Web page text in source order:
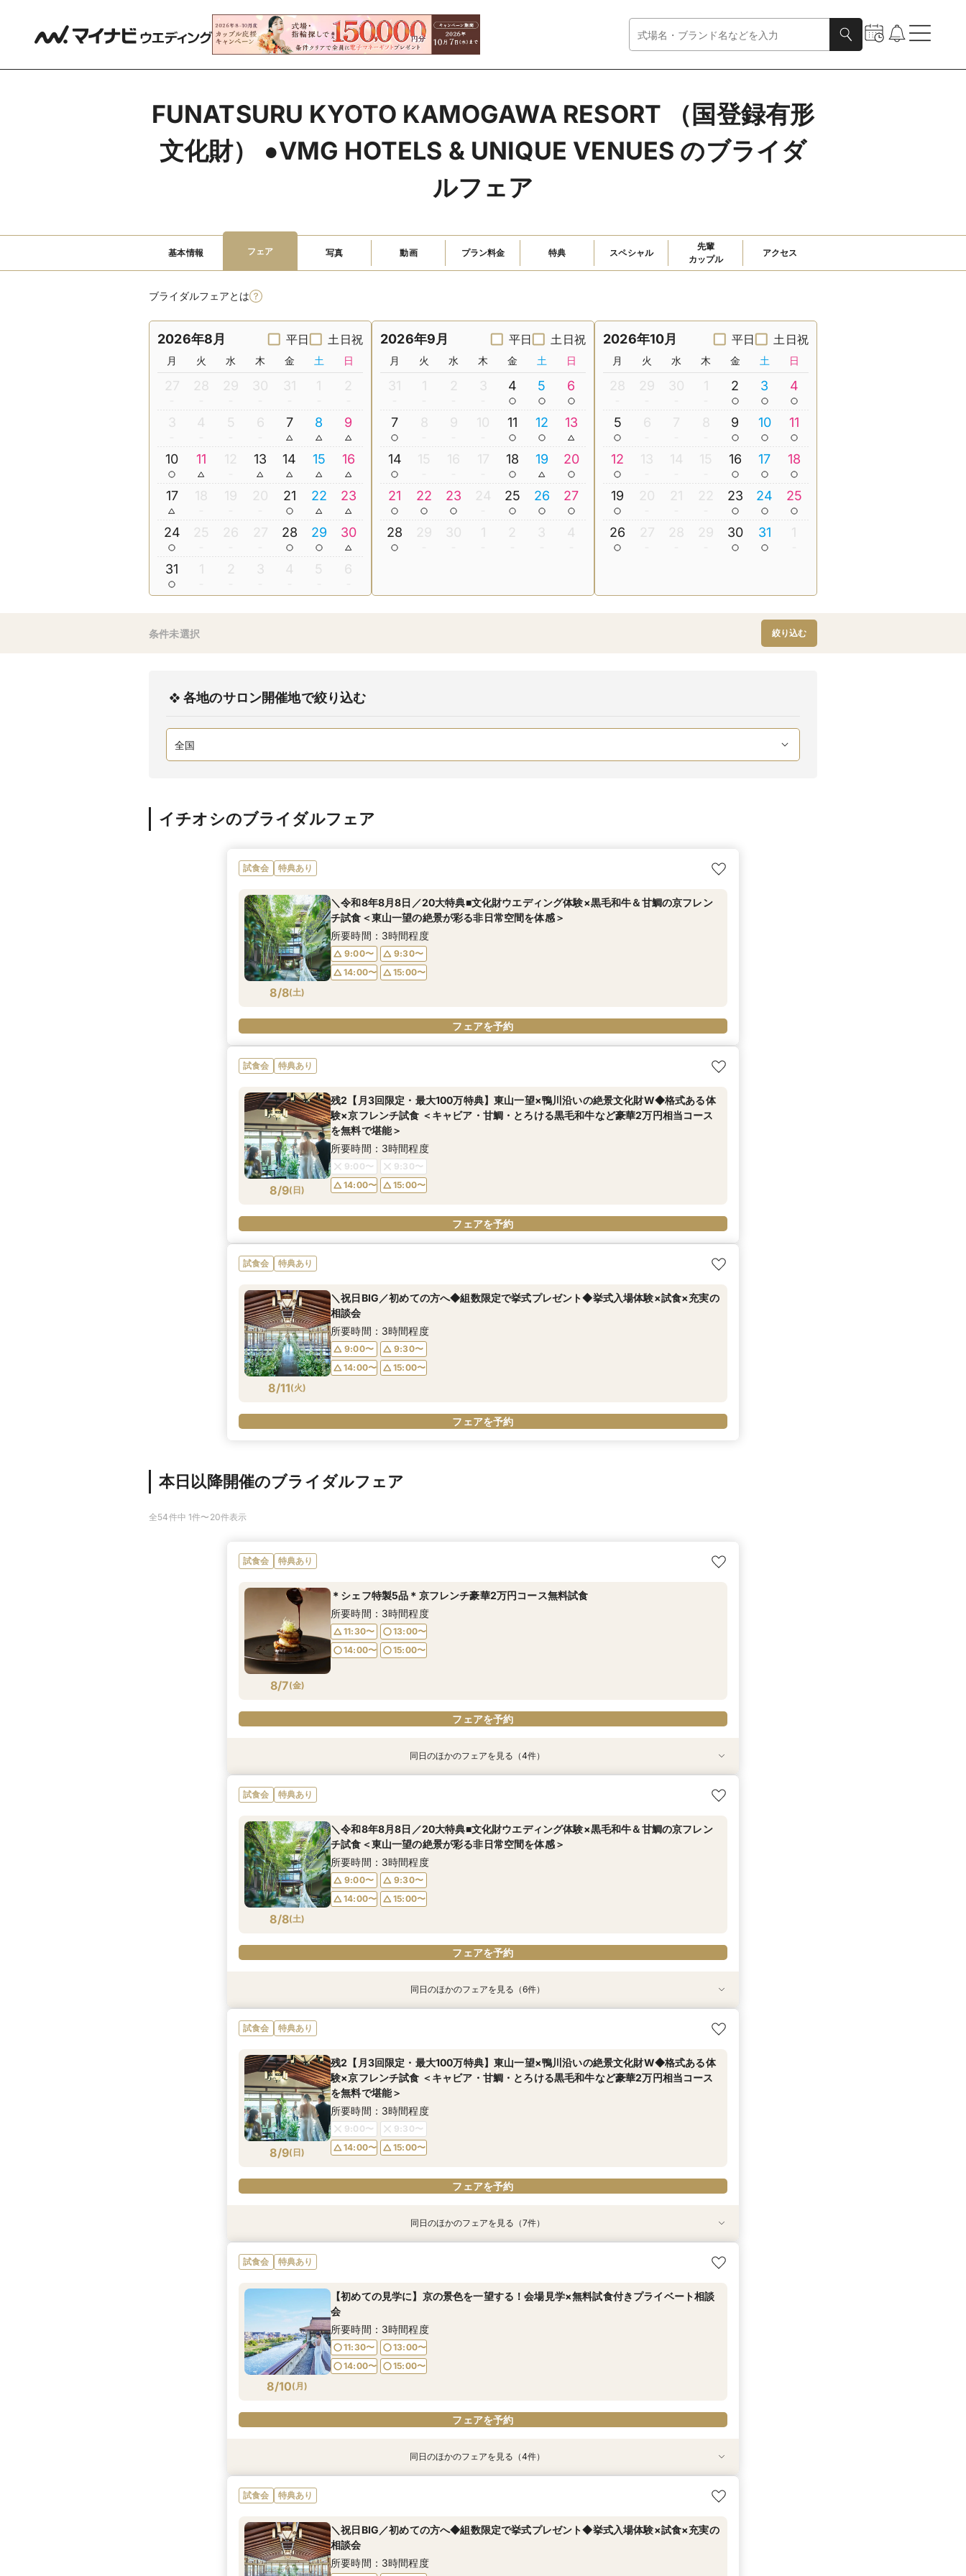
FUNATSURU KYOTO KAMOGAWA RESORT （国登録有形
文化財） ●VMG HOTELS & UNIQUE VENUES のブライダ
ルフェア
基本情報 フェア 写真 動画 プラン料金 特典 スペシャル
先輩
カップル
アクセス
ブライダルフェアとは
2026年8月 平日 土日祝
月 火 水 木 金 土 日
27 28 29 30 31 1 2
3 4 5 6 7 8 9
10 11 12 13 14 15 16
17 18 19 20 21 22 23
24 25 26 27 28 29 30
31 1 2 3 4 5 6
2026年9月 平日 土日祝
月 火 水 木 金 土 日
31 1 2 3 4 5 6
7 8 9 10 11 12 13
14 15 16 17 18 19 20
21 22 23 24 25 26 27
28 29 30 1 2 3 4
2026年10月 平日 土日祝
月 火 水 木 金 土 日
28 29 30 1 2 3 4
5 6 7 8 9 10 11
12 13 14 15 16 17 18
19 20 21 22 23 24 25
26 27 28 29 30 31 1
条件未選択 絞り込む
各地のサロン開催地で絞り込む
イチオシのブライダルフェア
試食会 特典あり
8/8(土)
＼令和8年8月8日／20大特典■文化財ウエディング体験×黒毛和牛＆甘鯛の京フレン
チ試食＜東山一望の絶景が彩る非日常空間を体感＞
所要時間：3時間程度
9:00〜
9:30〜
14:00〜
15:00〜
フェアを予約
試食会 特典あり
8/9( 日)
残2【月3回限定・最大100万特典】東山一望×鴨川沿いの絶景文化財W◆格式ある体
験×京フレンチ試食 ＜キャビア・甘鯛・とろける黒毛和牛など豪華2万円相当コース
を無料で堪能＞
所要時間：3時間程度
9:00〜
9:30〜
14:00〜
15:00〜
フェアを予約
試食会 特典あり
8/11(火)
＼祝日BIG／初めての方へ◆組数限定で挙式プレゼント◆挙式入場体験×試食×充実の
相談会
所要時間：3時間程度
9:00〜
9:30〜
14:00〜
15:00〜
フェアを予約
本日以降開催のブライダルフェア
全54件中 1件〜20件表示
試食会 特典あり
8/7(金)
＊シェフ特製5品＊京フレンチ豪華2万円コース無料試食
所要時間：3時間程度
11:30〜
13:00〜
14:00〜
15:00〜
フェアを予約
8/7(金)
週1限定◆国登録有形文化財をじっくり見学×受賞歴多数のシェフが織り成すスペシャ
所要時間：3時間程度
11:30〜
13:00〜
14:00〜
15:00〜
8/7(金)
11:30〜
13:00〜
14:00〜
15:00〜
8/7(金)
【初めての見学に】京の景色を一望する！会場見学×無料試食付きプライベート相談
所要時間：3時間程度
11:30〜
13:00〜
14:00〜
15:00〜
8/7(金)
【東京開催】関東在住の方必見《フナツル》出張ご相談会＆お打合せ【式場選び～結
も！
所要時間：3時間程度
14:00〜 16:00〜
同日のほかのフェアを見る（4件）
試食会 特典あり
8/8(土)
＼令和8年8月8日／20大特典■文化財ウエディング体験×黒毛和牛＆甘鯛の京フレン
チ試食＜東山一望の絶景が彩る非日常空間を体感＞
所要時間：3時間程度
9:00〜
9:30〜
14:00〜
15:00〜
フェアを予約
8/8(土)
【東京開催】関東在住の方必見《フナツル》出張ご相談会＆お打合せ【式場選び～結
も！
所要時間：3時間程度
9:00〜 15:00〜
8/8(土)
9:00〜
9:30〜
14:00〜
15:00〜
8/8(土)
所要時間：3時間程度
9:00〜
9:30〜
14:00〜
15:00〜
8/8(土)
9:00〜
9:30〜
14:00〜
15:00〜
8/8(土)
吉日BIG★【初めての方へ】組数限定で挙式プレゼント◆挙式入場体験×試食×充実の
所要時間：3時間程度
9:00〜
9:30〜
14:00〜
15:00〜
8/8(土)
《日本の美しき花嫁へ》伝統と絆を大切にする本格和婚を実現！有名神社紹介×和婚
所要時間：3時間程度
9:00〜
9:30〜
14:00〜
15:00〜
同日のほかのフェアを見る（6件）
試食会 特典あり
8/9( 日)
残2【月3回限定・最大100万特典】東山一望×鴨川沿いの絶景文化財W◆格式ある体
験×京フレンチ試食 ＜キャビア・甘鯛・とろける黒毛和牛など豪華2万円相当コース
を無料で堪能＞
所要時間：3時間程度
9:00〜
9:30〜
14:00〜
15:00〜
フェアを予約
8/9(日)
9:00〜
9:30〜
8/9(日)
PM◎【日程限定・20大特典BIG】文化財ウエディング体験×黒毛和牛＆甘鯛の京フレ
所要時間：3時間程度
14:00〜
15:00〜
8/9(日)
所要時間：3時間程度
14:00〜
15:00〜
8/9(日)
9:00〜
9:30〜
8/9(日)
【料理重視の方へ】3組限定◆7大特典付き京フレンチ試食会 ＜東山を望む絶景空間
所要時間：3時間程度
14:00〜
15:00〜
8/9(日)
【神社コンシェルジュ相談×神社紹介あり】伝統と絆を大切にする本格和婚を実現！
所要時間：3時間程度
14:00〜
15:00〜
8/9(日)
8/9限定5大特典【東京開催】関東在住の方必見《フナツル》出張ご相談会＆お打合せ
線代プレゼントも！
所要時間：3時間程度
9:00〜 15:00〜
同日のほかのフェアを見る（7件）
試食会 特典あり
8/10( 月)
【初めての見学に】京の景色を一望する！会場見学×無料試食付きプライベート相談
会
所要時間：3時間程度
11:30〜
13:00〜
14:00〜
15:00〜
フェアを予約
【東京開催】関東在住の方必見《フナツル》出張ご相談会＆お打合せ【式場選び～結
も！
所要時間：3時間程度
14:00〜 16:00〜
週1限定◆国登録有形文化財をじっくり見学×受賞歴多数のシェフが織り成すスペシャ
所要時間：3時間程度
11:30〜
14:00〜
15:00〜
11:30〜
13:00〜
14:00〜
11:30〜
13:00〜
14:00〜
同日のほかのフェアを見る（4件）
試食会 特典あり
＼祝日BIG／初めての方へ◆組数限定で挙式プレゼント◆挙式入場体験×試食×充実の
相談会
所要時間：3時間程度